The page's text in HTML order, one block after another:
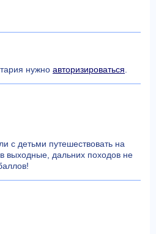
нужно авторизироваться
детьми путешествовать на
выходные, дальних походов не